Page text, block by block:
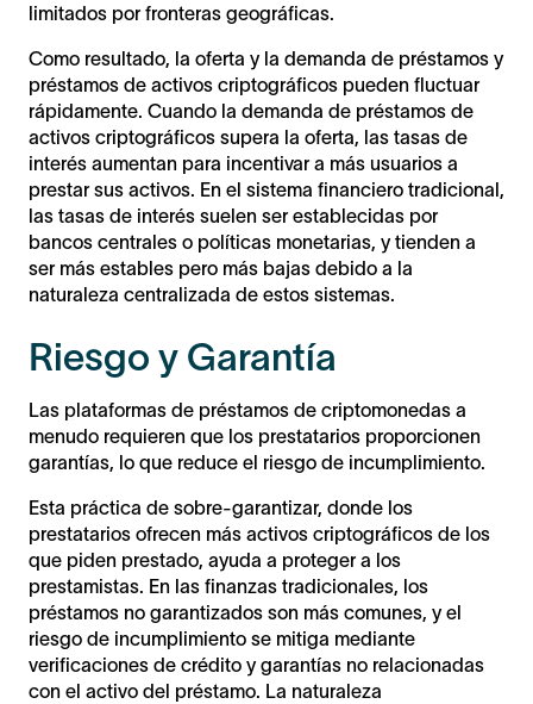
limitados por fronteras geográficas.
Como resultado, la oferta y la demanda de préstamos y
préstamos de activos criptográficos pueden fluctuar
rápidamente. Cuando la demanda de préstamos de
activos criptográficos supera la oferta, las tasas de
interés aumentan para incentivar a más usuarios a
prestar sus activos. En el sistema financiero tradicional,
las tasas de interés suelen ser establecidas por
bancos centrales o políticas monetarias, y tienden a
ser más estables pero más bajas debido a la
naturaleza centralizada de estos sistemas.
Riesgo y Garantía
Las plataformas de préstamos de criptomonedas a
menudo requieren que los prestatarios proporcionen
garantías, lo que reduce el riesgo de incumplimiento.
Esta práctica de sobre-garantizar, donde los
prestatarios ofrecen más activos criptográficos de los
que piden prestado, ayuda a proteger a los
prestamistas. En las finanzas tradicionales, los
préstamos no garantizados son más comunes, y el
riesgo de incumplimiento se mitiga mediante
verificaciones de crédito y garantías no relacionadas
con el activo del préstamo. La naturaleza